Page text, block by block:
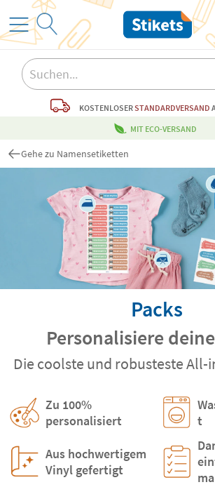
KOSTENLOSERSTANDARDVERSAND
MIT ECO-VERSAND
Gehe zu Namensetiketten
Packs
Personalisiere
Die coolste und robusteste All-
Zu 100%
personalisiert
t
Aus hochwertigem
Vinyl gefertigt